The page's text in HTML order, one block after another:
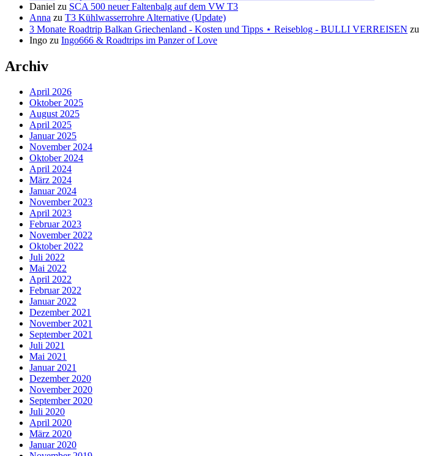
Daniel zu SCA 500 neuer Faltenbalg auf dem VW T3
Anna zu T3 Kühlwasserrohre Alternative (Update)
3 Monate Roadtrip Balkan Griechenland - Kosten und Tipps ⋆ Reiseblog - BULLI VERREISEN zu
Ingo zu Ingo666 & Roadtrips im Panzer of Love
Archiv
April 2026
Oktober 2025
August 2025
April 2025
Januar 2025
November 2024
Oktober 2024
April 2024
März 2024
Januar 2024
November 2023
April 2023
Februar 2023
November 2022
Oktober 2022
Juli 2022
Mai 2022
April 2022
Februar 2022
Januar 2022
Dezember 2021
November 2021
September 2021
Juli 2021
Mai 2021
Januar 2021
Dezember 2020
November 2020
September 2020
Juli 2020
April 2020
März 2020
Januar 2020